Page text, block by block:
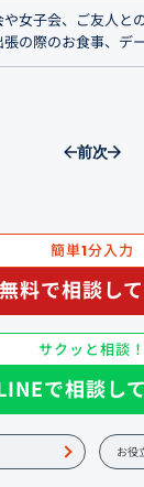
女子会、ご友人と
の際のお食事、デ
前次
簡単1分入力
無料で相談し
サクッと相談！
で相談し
お役